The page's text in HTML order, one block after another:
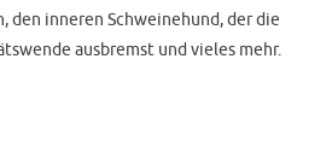
den inneren Schweinehund, der die
ausbremst und vieles mehr.